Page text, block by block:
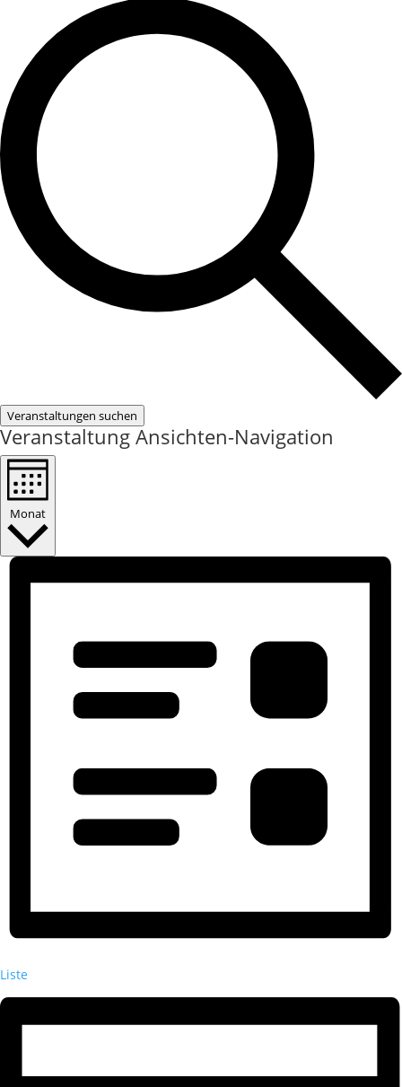
Veranstaltungen suchen
Veranstaltung Ansichten-Navigation
Monat
Liste